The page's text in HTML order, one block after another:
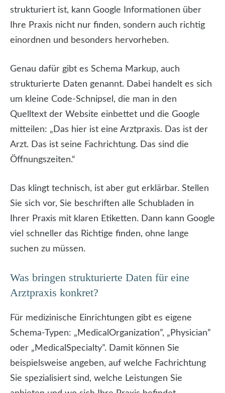
strukturiert ist, kann Google Informationen über
Ihre Praxis nicht nur finden, sondern auch richtig
einordnen und besonders hervorheben.
Genau dafür gibt es Schema Markup, auch
strukturierte Daten genannt. Dabei handelt es sich
um kleine Code-Schnipsel, die man in den
Quelltext der Website einbettet und die Google
mitteilen: „Das hier ist eine Arztpraxis. Das ist der
Arzt. Das ist seine Fachrichtung. Das sind die
Öffnungszeiten.“
Das klingt technisch, ist aber gut erklärbar. Stellen
Sie sich vor, Sie beschriften alle Schubladen in
Ihrer Praxis mit klaren Etiketten. Dann kann Google
viel schneller das Richtige finden, ohne lange
suchen zu müssen.
Was bringen strukturierte Daten für eine
Arztpraxis konkret?
Für medizinische Einrichtungen gibt es eigene
Schema-Typen: „MedicalOrganization”, „Physician”
oder „MedicalSpecialty”. Damit können Sie
beispielsweise angeben, auf welche Fachrichtung
Sie spezialisiert sind, welche Leistungen Sie